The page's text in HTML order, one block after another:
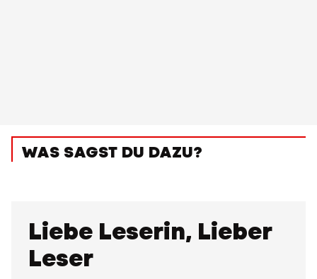
WAS SAGST DU DAZU?
Liebe Leserin, Lieber
Leser